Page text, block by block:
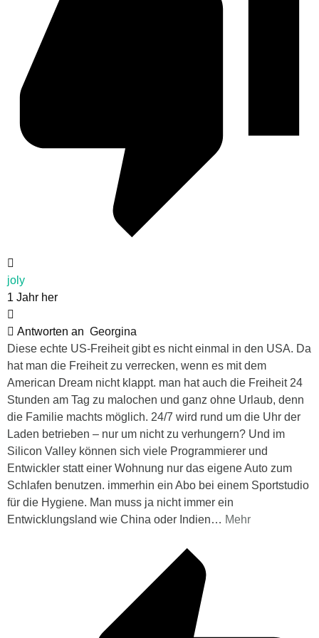
joly
1 Jahr her
Antworten an Georgina
Diese echte US-Freiheit gibt es nicht einmal in den USA. Da
hat man die Freiheit zu verrecken, wenn es mit dem
American Dream nicht klappt. man hat auch die Freiheit 24
Stunden am Tag zu malochen und ganz ohne Urlaub, denn
die Familie machts möglich. 24/7 wird rund um die Uhr der
Laden betrieben – nur um nicht zu verhungern? Und im
Silicon Valley können sich viele Programmierer und
Entwickler statt einer Wohnung nur das eigene Auto zum
Schlafen benutzen. immerhin ein Abo bei einem Sportstudio
für die Hygiene. Man muss ja nicht immer ein
Entwicklungsland wie China oder Indien… Mehr